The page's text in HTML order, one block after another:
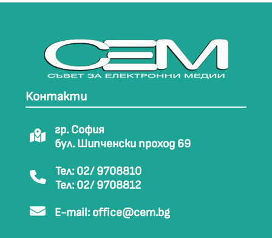
Контакти
гр. София
бул. Шипченски проход 69
Тел: 02/ 9708810
Тел: 02/ 9708812
E-mail: office@cem.bg